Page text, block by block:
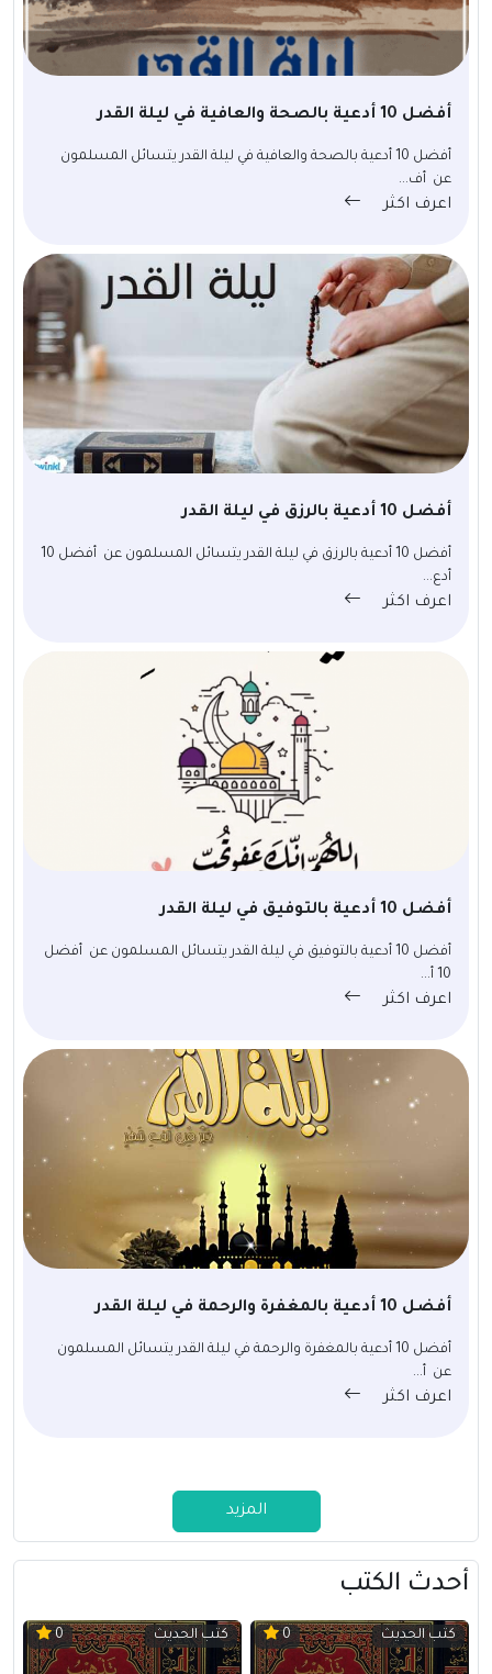
أفضل 10 أدعية بالصحة والعافية في ليلة القدر
أفضل 10 أدعية بالصحة والعافية في ليلة القدر يتسائل المسلمون
عن أف...
اعرف اكثر
أفضل 10 أدعية بالرزق في ليلة القدر
أفضل 10 أدعية بالرزق في ليلة القدر يتسائل المسلمون عن أفضل 10
أدع...
اعرف اكثر
أفضل 10 أدعية بالتوفيق في ليلة القدر
أفضل 10 أدعية بالتوفيق في ليلة القدر يتسائل المسلمون عن أفضل
10 أ...
اعرف اكثر
أفضل 10 أدعية بالمغفرة والرحمة في ليلة القدر
أفضل 10 أدعية بالمغفرة والرحمة في ليلة القدر يتسائل المسلمون
عن أ...
اعرف اكثر
المزيد
أحدث الكتب
كتب الحديث 0 كتب الحديث 0